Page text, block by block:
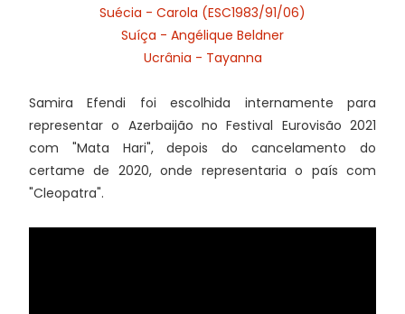
Suécia - Carola (ESC1983/91/06)
Suíça - Angélique Beldner
Ucrânia - Tayanna
Samira Efendi foi escolhida internamente para
representar o Azerbaijão no Festival Eurovisão 2021
com "Mata Hari", depois do cancelamento do
certame de 2020, onde representaria o país com
"Cleopatra".